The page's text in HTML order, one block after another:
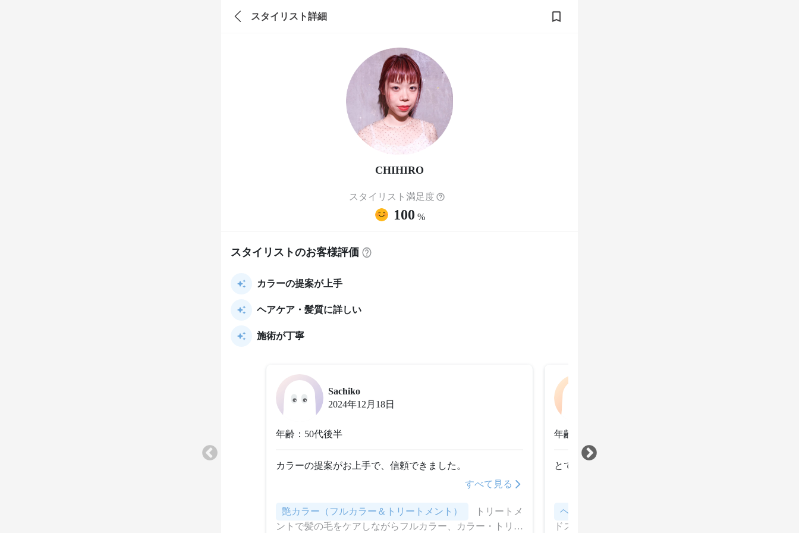
スタイリスト詳細
CHIHIRO
スタイリスト満足度
100 %
スタイリストのお客様評価
カラーの提案が上手
ヘアケア・髪質に詳しい
施術が丁寧
Sachiko
2024年12月18日
年齢：50代後半
カラーの提案がお上手で、信頼できました。
すべて見る
艶カラー（フルカラー＆トリートメント）
ントで髪の毛をケアしながらフルカラー、カラー・トリー
年齢：50代前半
とても丁寧で居心地がとても良い。
ヘッドスパ
ドスパ（通常価格7,700円）